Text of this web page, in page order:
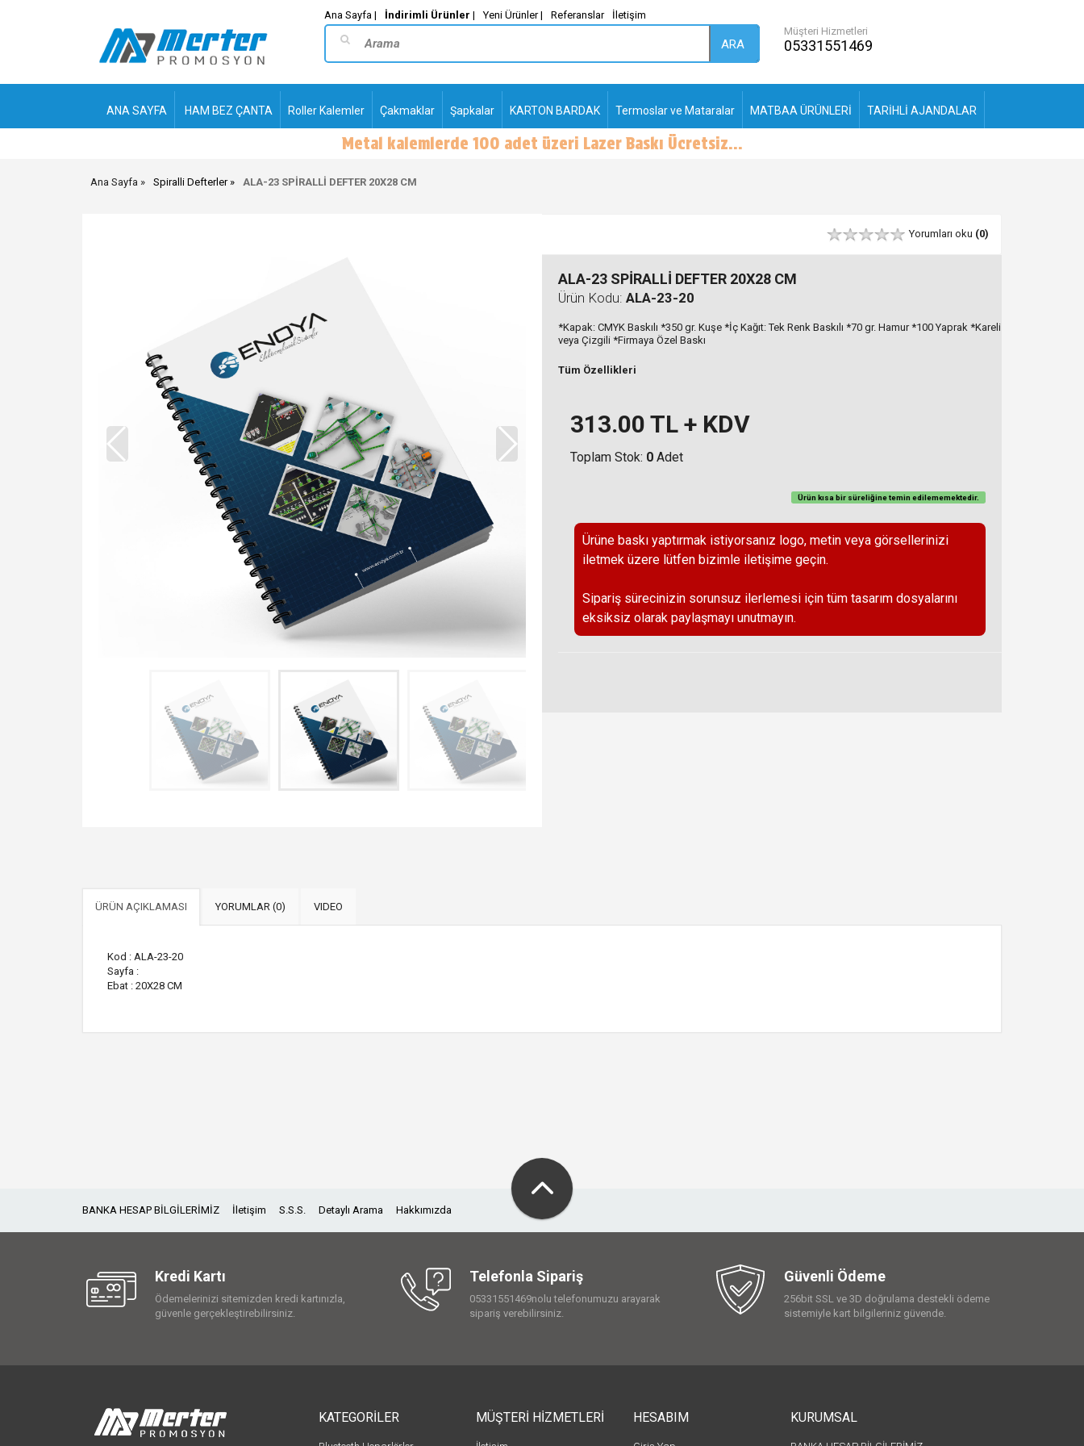
Ana Sayfa | İndirimli Ürünler | Yeni Ürünler | Referanslar İletişim
ARA
Müşteri Hizmetleri
05331551469
ANA SAYFA HAM BEZ ÇANTA Roller Kalemler Çakmaklar Şapkalar KARTON BARDAK Termoslar ve Mataralar MATBAA ÜRÜNLERİ TARİHLİ AJANDALAR
PLASTİK TÜKENMEZ
-
Ana Sayfa Spiralli Defterler ALA-23 SPİRALLİ DEFTER 20X28 CM
Yorumları oku (0)
ALA-23 SPİRALLİ DEFTER 20X28 CM
Ürün Kodu: ALA-23-20
*Kapak: CMYK Baskılı *350 gr. Kuşe *İç Kağıt: Tek Renk Baskılı *70 gr. Hamur *100 Yaprak *Kareli
veya Çizgili *Firmaya Özel Baskı
Tüm Özellikleri
313.00 TL + KDV
Toplam Stok: 0 Adet
Ürün kısa bir süreliğine teminedilememektedir.
Ürüne baskı yaptırmak istiyorsanız logo, metin veya görsellerinizi
iletmek üzere lütfen bizimle iletişime geçin.
Sipariş sürecinizin sorunsuz ilerlemesi için tüm tasarım dosyalarını
eksiksiz olarak paylaşmayı unutmayın.
ÜRÜN AÇIKLAMASI YORUMLAR (0) VIDEO
Kod : ALA-23-20
Sayfa :
Ebat : 20X28 CM
BANKA HESAP BİLGİLERİMİZ İletişim S.S.S. Detaylı Arama Hakkımızda
Kredi Kartı
Ödemelerinizi sitemizden kredi kartınızla,
güvenle gerçekleştirebilirsiniz.
Telefonla Sipariş
05331551469nolu telefonumuzu arayarak
sipariş verebilirsiniz.
Güvenli Ödeme
256bit SSL ve 3D doğrulama destekli ödeme
sistemiyle kart bilgileriniz güvende.
KATEGORİLER MÜŞTERİ HİZMETLERİ HESABIM KURUMSAL